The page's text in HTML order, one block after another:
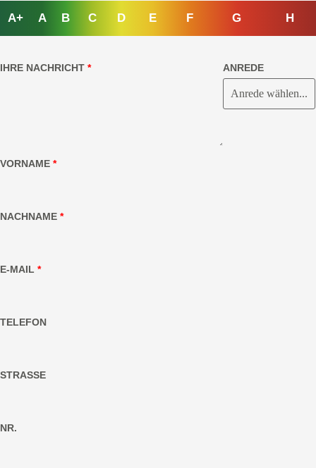
A+ A B C D E F G H
IHRE NACHRICHT * ANREDE
VORNAME *
NACHNAME *
E-MAIL *
TELEFON
STRASSE
NR.